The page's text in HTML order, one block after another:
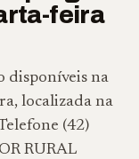
feira
disponíveis na
localizada na
(42)
RURAL